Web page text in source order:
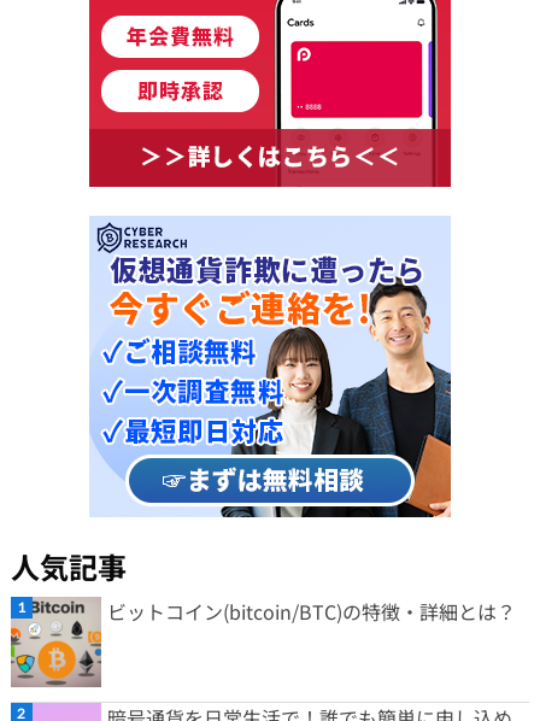
人気記事
ビットコイン(bitcoin/BTC)の特徴・詳細とは？